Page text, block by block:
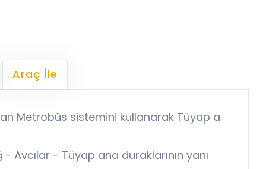
Araç İle
Metrobüs sistemini kullanarak Tüyap a
- Tüyap ana duraklarının yanı